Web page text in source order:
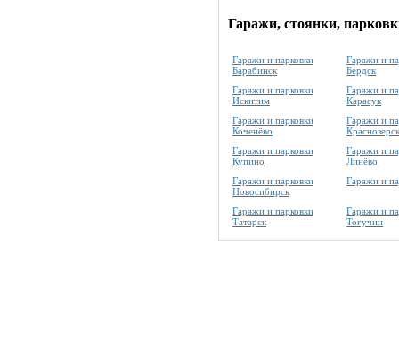
Гаражи, стоянки,
Гаражи и парковки
Барабинск
Гаражи и
Бердск
Гаражи и парковки
Искитим
Гаражи и
Карасук
Гаражи и парковки
Коченёво
Гаражи и
Гаражи и парковки
Купино
Гаражи и
Линёво
Гаражи и парковки
Новосибирск
Гаражи и
Гаражи и парковки
Татарск
Гаражи и
Тогучин